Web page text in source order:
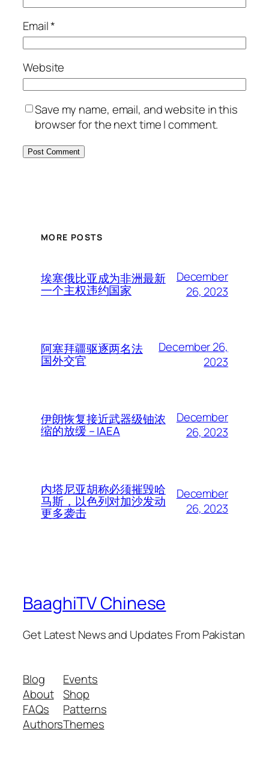
Email*
Website
Save my name, email, and website in this
browser for the next time I comment.
MORE POSTS
埃塞俄比亚成为非洲最新
一个主权违约国家
December
26, 2023
阿塞拜疆驱逐两名法
国外交官
December 26,
2023
伊朗恢复接近武器级铀浓
缩的放缓 – IAEA
December
26, 2023
内塔尼亚胡称必须摧毁哈
马斯，以色列对加沙发动
更多袭击
December
26, 2023
BaaghiTV Chinese
Get Latest News and Updates From Pakistan
Blog
About
FAQs
Authors
Events
Shop
Patterns
Themes